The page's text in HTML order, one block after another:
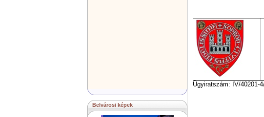
Belvárosi képek
Ügyiratszám: IV/40201-